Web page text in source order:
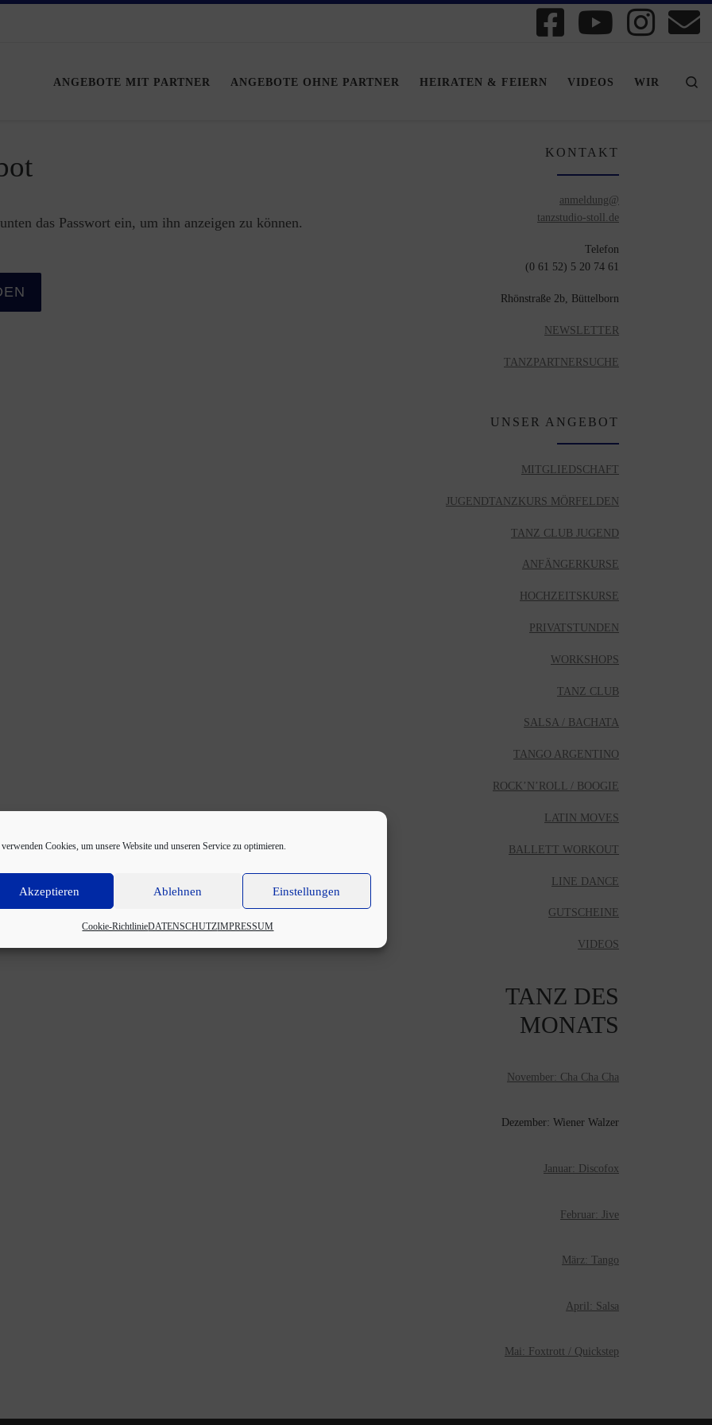
Cookies, um unsere Website und unseren Service zu optimieren.
Akzeptieren Ablehnen Einstellungen
Cookie-RichtlinieDATENSCHUTZIMPRESSUM
ANGEBOTE MIT PARTNER ANGEBOTE OHNE PARTNER HEIRATEN & FEIERN VIDEOS WIR
das Passwort ein, um ihn anzeigen zu können.
KONTAKT
anmeldung@
tanzstudio-stoll.de
Telefon
(0 61 52) 5 20 74 61
Rhönstraße 2b, Büttelborn
NEWSLETTER
TANZPARTNERSUCHE
UNSER ANGEBOT
MITGLIEDSCHAFT
JUGENDTANZKURS MÖRFELDEN
TANZ CLUB JUGEND
ANFÄNGERKURSE
HOCHZEITSKURSE
PRIVATSTUNDEN
WORKSHOPS
TANZ CLUB
SALSA / BACHATA
TANGO ARGENTINO
ROCK’N’ROLL / BOOGIE
LATIN MOVES
BALLETT WORKOUT
LINE DANCE
GUTSCHEINE
VIDEOS
TANZ DES
MONATS
November: Cha Cha Cha
Dezember: Wiener Walzer
Januar: Discofox
Februar: Jive
März: Tango
April: Salsa
Mai: Foxtrott / Quickstep